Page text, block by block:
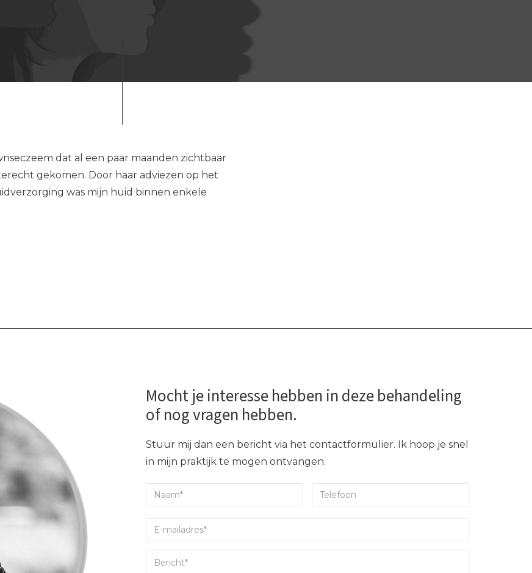
dat al een paar maanden zichtbaar
gekomen. Door haar adviezen op het
was mijn huid binnen enkele
Mocht je interesse hebben in deze behandeling
of nog vragen hebben.
Stuur mij dan een bericht via het contactformulier. Ik hoop je snel
in mijn praktijk te mogen ontvangen.